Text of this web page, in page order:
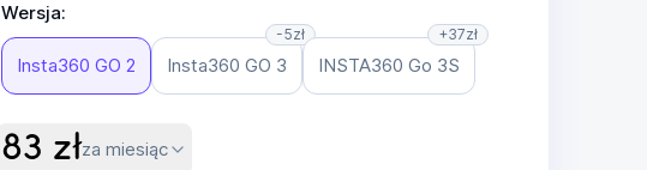
Wersja:
Insta360 GO 2
-5zł
Insta360 GO 3
+37zł
INSTA360 Go 3S
83 złza miesiąc